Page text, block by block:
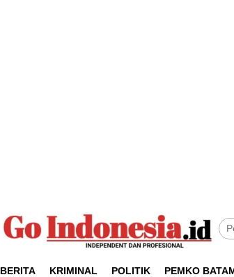
BERITA KRIMINAL POLITIK PEMKO